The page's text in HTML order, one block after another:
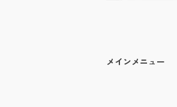
メインメニュー